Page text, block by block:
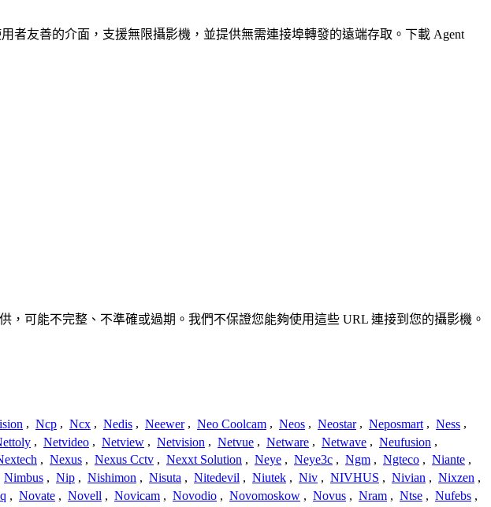
者友善的介面，支援無限攝影機，並提供無需連接埠轉發的遠端存取。下載 Agent
，可能不完整、不準確或過期。我們不保證您能夠使用這些 URL 連接到您的攝影機。
, Ncp , Ncx , Nedis , Neewer , Neo Coolcam , Neos , Neostar , Neposmart , Ness ,
, Netvideo , Netview , Netvision , Netvue , Netware , Netwave , Neufusion ,
, Nexus , Nexus Cctv , Nexxt Solution , Neye , Neye3c , Ngm , Ngteco , Niante ,
Nimbus , Nip , Nishimon , Nisuta , Nitedevil , Niutek , Niv , NIVHUS , Nivian , Nixzen ,
, Novate , Novell , Novicam , Novodio , Novomoskow , Novus , Nram , Ntse , Nufebs ,